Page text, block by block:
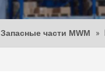
Запасные части MWM »